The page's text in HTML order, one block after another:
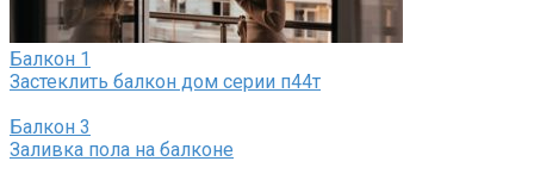
Балкон 1
Застеклить балкон дом серии п44т
Балкон 3
Заливка пола на балконе